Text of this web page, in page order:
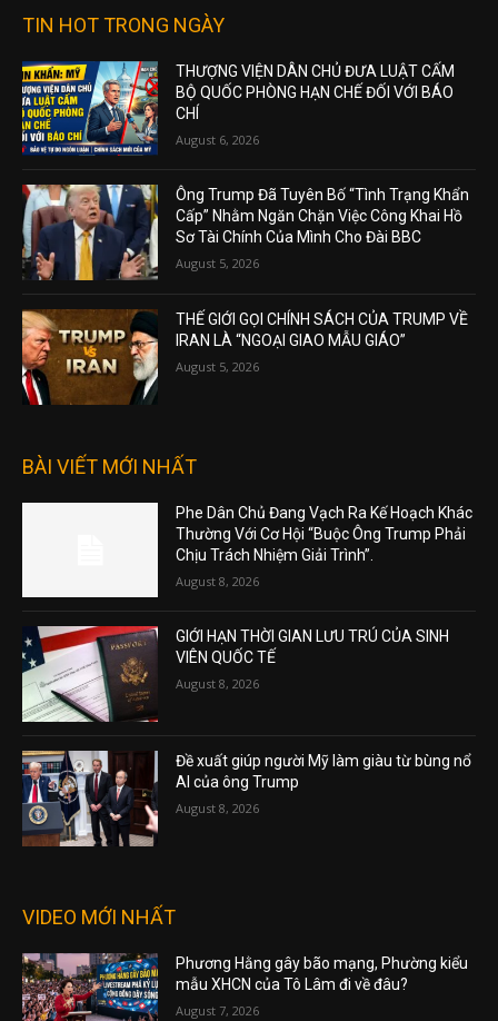
TIN HOT TRONG NGÀY
THƯỢNG VIỆN DÂN CHỦ ĐƯA LUẬT CẤM
BỘ QUỐC PHÒNG HẠN CHẾ ĐỐI VỚI BÁO
CHÍ
August 6, 2026
Ông Trump Đã Tuyên Bố “Tình Trạng Khẩn
Cấp” Nhằm Ngăn Chặn Việc Công Khai Hồ
Sơ Tài Chính Của Mình Cho Đài BBC
August 5, 2026
THẾ GIỚI GỌI CHÍNH SÁCH CỦA TRUMP VỀ
IRAN LÀ “NGOẠI GIAO MẪU GIÁO”
August 5, 2026
BÀI VIẾT MỚI NHẤT
Phe Dân Chủ Đang Vạch Ra Kế Hoạch Khác
Thường Với Cơ Hội “Buộc Ông Trump Phải
Chịu Trách Nhiệm Giải Trình”.
August 8, 2026
GIỚI HẠN THỜI GIAN LƯU TRÚ CỦA SINH
VIÊN QUỐC TẾ
August 8, 2026
Đề xuất giúp người Mỹ làm giàu từ bùng nổ
AI của ông Trump
August 8, 2026
VIDEO MỚI NHẤT
Phương Hằng gây bão mạng, Phường kiểu
mẫu XHCN của Tô Lâm đi về đâu?
August 7, 2026